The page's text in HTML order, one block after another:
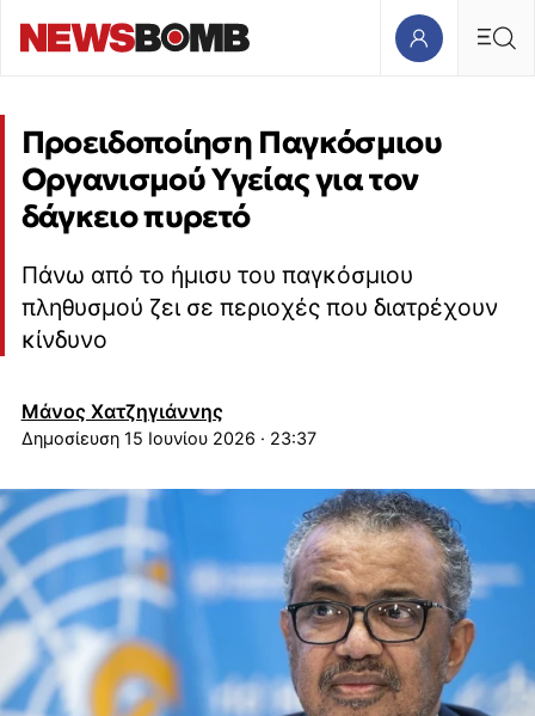
Προειδοποίηση Παγκόσμιου
Οργανισμού Υγείας για τον
δάγκειο πυρετό
Πάνω από το ήμισυ του παγκόσμιου
πληθυσμού ζει σε περιοχές που διατρέχουν
κίνδυνο
Μάνος Χατζηγιάννης
15 Ιουνίου 2026 · 23:37